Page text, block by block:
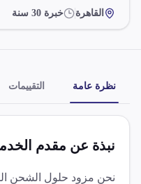
القاهرة خبرة 30 سنة
نظرة عامة التقييمات
نبذة عن مقدم
نحن مزود حلول الشحن